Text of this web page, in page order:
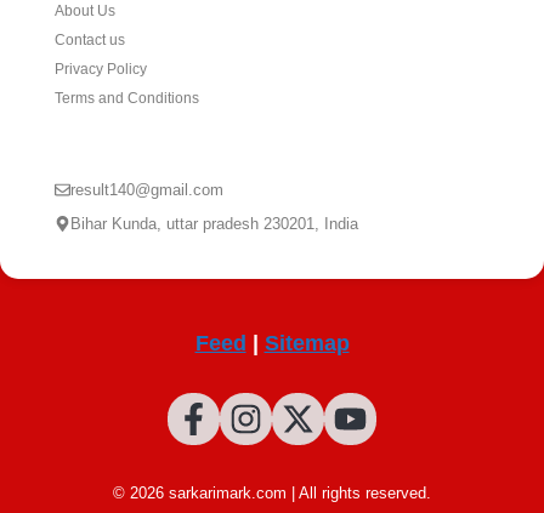
About Us
Contact us
Privacy Policy
Terms and Conditions
result140@gmail.com
Bihar Kunda, uttar pradesh 230201, India
Feed | Sitemap
© 2026 sarkarimark.com | All rights reserved.